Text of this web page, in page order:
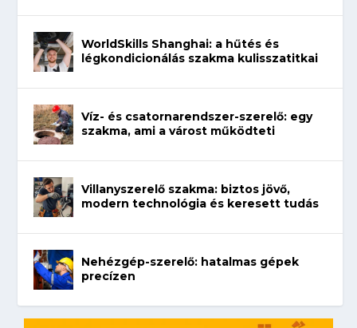
WorldSkills Shanghai: a hűtés és
légkondicionálás szakma kulisszatitkai
Víz- és csatornarendszer-szerelő: egy
szakma, ami a várost működteti
Villanyszerelő szakma: biztos jövő,
modern technológia és keresett tudás
Nehézgép-szerelő: hatalmas gépek
precízen